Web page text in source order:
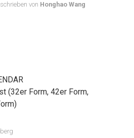
von Honghao Wang
(32er Form, 42er Form,